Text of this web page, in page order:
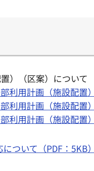
）（区案）について
用計画（施設配置
用計画（施設配置
用計画（施設配置
ついて（PDF：5KB）